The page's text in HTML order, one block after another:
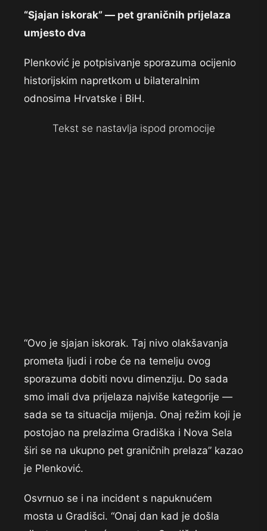
“Sjajan iskorak” — pet graničnih prijelaza
umjesto dva
Plenković je potpisivanje sporazuma ocijenio
historijskim napretkom u bilateralnim
odnosima Hrvatske i BiH.
Tekst se nastavlja ispod promocije
“Ovo je sjajan iskorak. Taj nivo olakšavanja
prometa ljudi i robe će na temelju ovog
sporazuma dobiti novu dimenziju. Do sada
smo imali dva prijelaza najviše kategorije —
sada se ta situacija mijenja. Onaj režim koji je
postojao na prelazima Gradiška i Nova Sela
širi se na ukupno pet graničnih prelaza” kazao
je Plenković.
Osvrnuo se i na incident s napuknućem
mosta u Gradišci. “Onaj dan kad je došla